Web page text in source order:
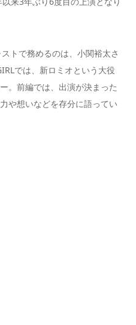
トで務めるのは、小関裕太さ
では、新ロミオという大役
。前編では、出演が決まった
や想いなどを存分に語ってい